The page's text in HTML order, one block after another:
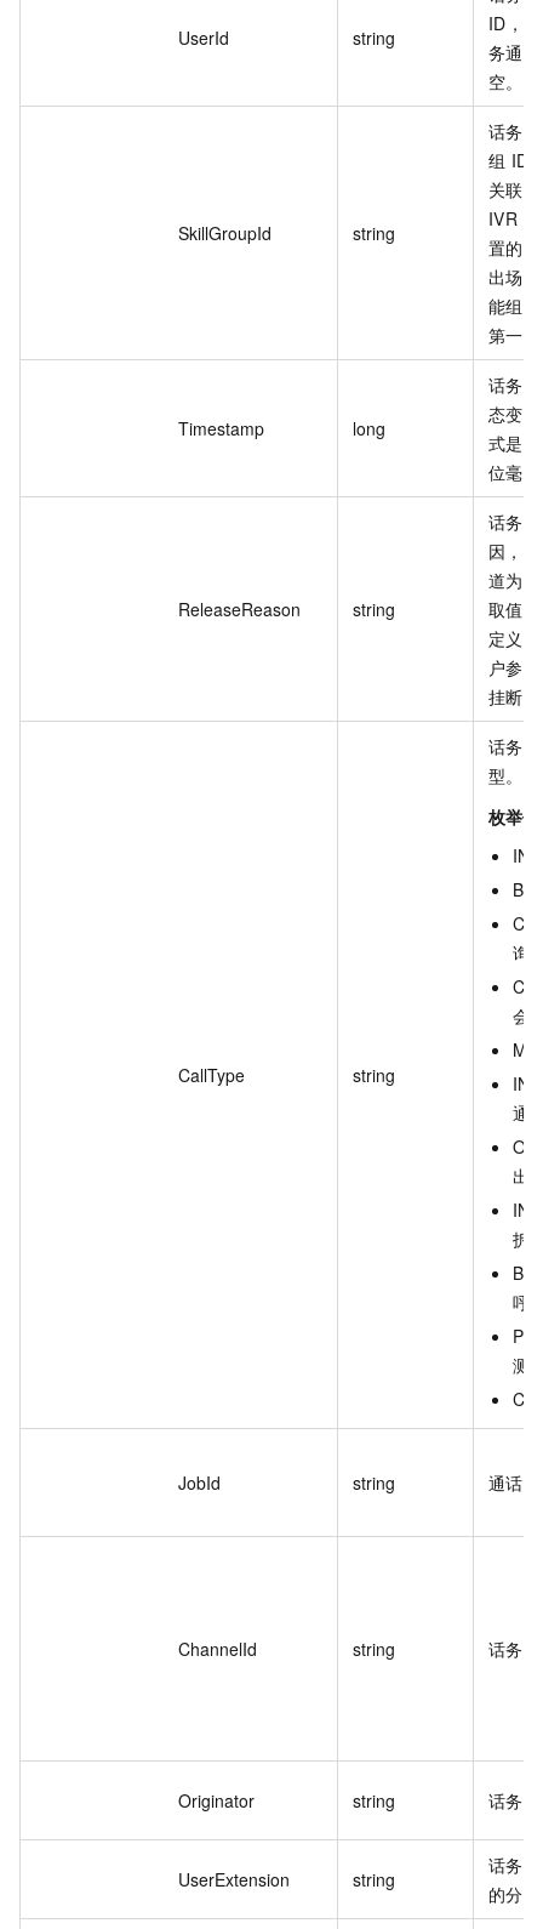
UserId string
ID，
务通
空。
SkillGroupId string
话务
组 ID
关联
IVR
置的
出场
能组
第一
Timestamp long
话务
态变
式是
位毫
ReleaseReason string
话务
因，
道为
取值
定义
户参
挂断
CallType string
话务
型。
枚举
询
会
通
出
拆
呼
测
JobId string 通话
ChannelId string 话务
Originator string 话务
UserExtension string
话务
的分